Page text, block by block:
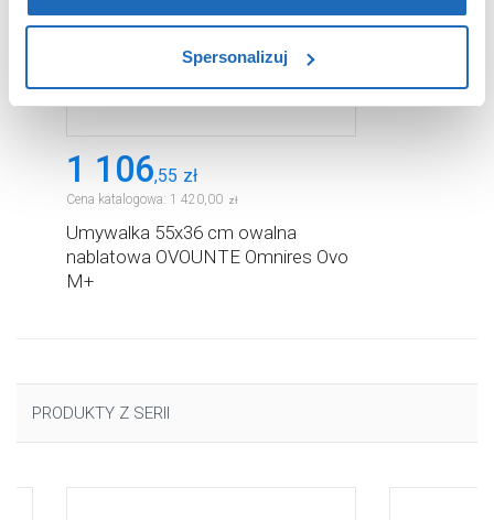
zablokowane niektóre pliki cookie mogą mieć wpływ na
cookie, kliknij „Ustawienia plików cookie”.Jeśli chcesz
uzyskać więcej informacji na temat plików cookie i tego,
dlaczego ich przepisy, przejdź do zakładu „Informacje o
plikach cookie”.
Spersonalizuj
1 106,55 zł
Cena katalogowa: 1 420,00 zł
Umywalka 55x36 cm owalna
nablatowa OVOUNTE Omnires Ovo
M+
PRODUKTY Z SERII